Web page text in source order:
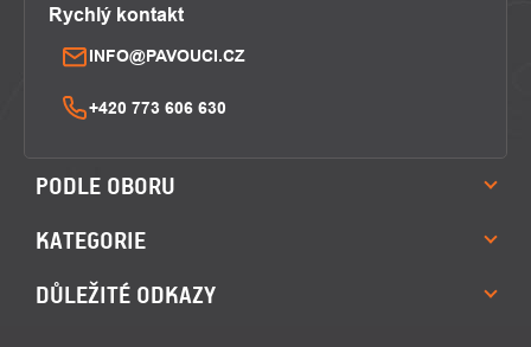
Rychlý kontakt
INFO@PAVOUCI.CZ
+420 773 606 630
PODLE OBORU
KATEGORIE
DŮLEŽITÉ ODKAZY